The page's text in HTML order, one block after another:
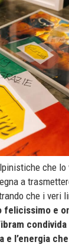
che lo
a
che i veri
felicissimo e
e l’energia